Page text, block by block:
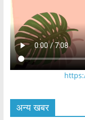
अन्य खबर